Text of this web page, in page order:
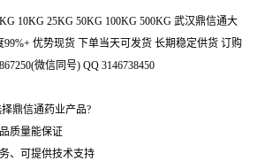
10KG 25KG 50KG 100KG 500KG 武汉鼎信通大
99%+ 优势现货 下单当天可发货 长期稳定供货 订购
微信同号) QQ 3146738450
鼎信通药业产品?
质量能保证
、可提供技术支持